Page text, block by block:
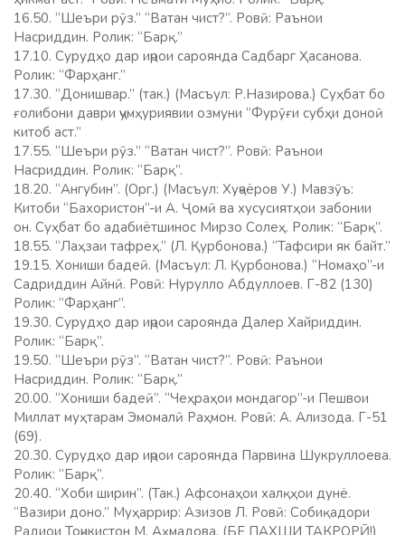
16.50. “Шеъри рӯз.” “Ватан чист?”. Ровӣ: Раънои
Насриддин. Ролик: “Барқ.”
17.10. Сурудҳо дар иҷрои сароянда Садбарг Ҳасанова.
Ролик: “Фарҳанг.”
17.30. “Донишвар.” (так.) (Масъул: Р.Назирова.) Суҳбат бо
ғолибони даври ҷумҳуриявии озмуни “Фурӯғи субҳи доноӣ
китоб аст.”
17.55. “Шеъри рӯз.” “Ватан чист?”. Ровӣ: Раънои
Насриддин. Ролик: “Барқ”.
18.20. “Ангубин”. (Орг.) (Масъул: Хуҷаёров У.) Мавзӯъ:
Китоби “Бахористон”-и А. Ҷомӣ ва хусусиятҳои забонии
он. Суҳбат бо адабиётшинос Мирзо Солеҳ. Ролик: “Барқ”.
18.55. “Лаҳзаи тафреҳ.” (Л. Қурбонова.) “Тафсири як байт.”
19.15. Хониши бадеӣ. (Масъул: Л. Қурбонова.) “Номаҳо”-и
Садриддин Айнӣ. Ровӣ: Нурулло Абдуллоев. Г-82 (130)
Ролик: “Фарҳанг”.
19.30. Сурудҳо дар иҷрои сароянда Далер Хайриддин.
Ролик: “Барқ”.
19.50. “Шеъри рӯз”. “Ватан чист?”. Ровӣ: Раънои
Насриддин. Ролик: “Барқ.”
20.00. “Хониши бадеӣ”. “Чеҳраҳои мондагор”-и Пешвои
Миллат муҳтарам Эмомалӣ Раҳмон. Ровӣ: А. Ализода. Г-51
(69).
20.30. Сурудҳо дар иҷрои сароянда Парвина Шукруллоева.
Ролик: “Барқ”.
20.40. “Хоби ширин”. (Так.) Афсонаҳои халқҳои дунё.
“Вазири доно.” Муҳаррир: Азизов Л. Ровӣ: Собиқадори